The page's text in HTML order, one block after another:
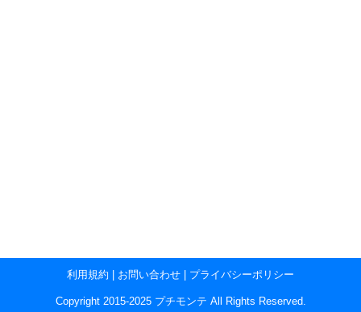
利用規約 お問い合わせ プライバシーポリシー
Copyright 2015-2025 プチモンテ All Rights Reserved.